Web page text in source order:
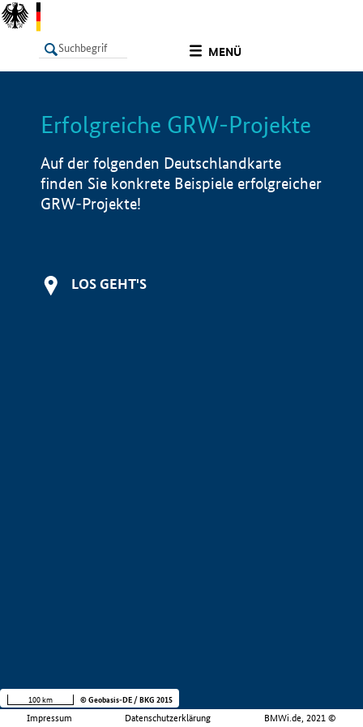
MENÜ
LISTE Info
Erfolgreiche GRW-Projekte
Auf der folgenden Deutschlandkarte
finden Sie konkrete Beispiele erfolgreicher
GRW-Projekte!
LOS GEHT'S
Impressum Datenschutzerklärung BMWi.de, 2021 ©
100 km © Geobasis-DE / BKG 2015